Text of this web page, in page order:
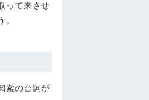
って来させ
索の台詞が